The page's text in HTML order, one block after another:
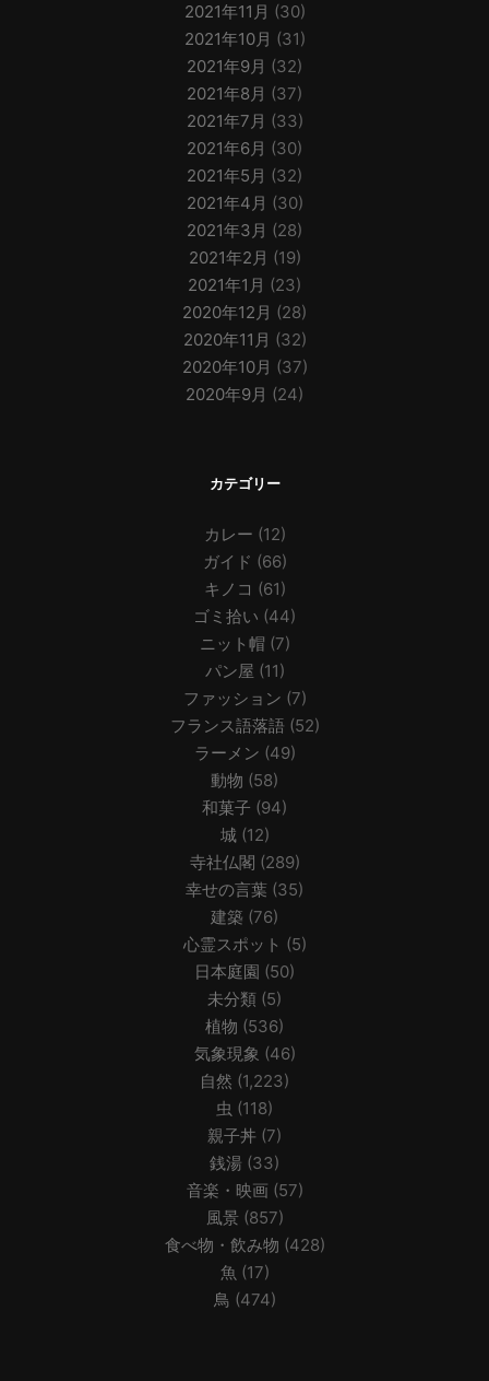
2021年11月 (30)
2021年10月 (31)
2021年9月 (32)
2021年8月 (37)
2021年7月 (33)
2021年6月 (30)
2021年5月 (32)
2021年4月 (30)
2021年3月 (28)
2021年2月 (19)
2021年1月 (23)
2020年12月 (28)
2020年11月 (32)
2020年10月 (37)
2020年9月 (24)
カテゴリー
カレー (12)
ガイド (66)
キノコ (61)
ゴミ拾い (44)
ニット帽 (7)
パン屋 (11)
ファッション (7)
フランス語落語 (52)
ラーメン (49)
動物 (58)
和菓子 (94)
城(12)
寺社仏閣 (289)
幸せの言葉 (35)
建築 (76)
心霊スポット (5)
日本庭園 (50)
未分類 (5)
植物 (536)
気象現象 (46)
自然 (1,223)
虫 (118)
親子丼 (7)
銭湯 (33)
音楽・映画 (57)
風景(857)
食べ物・飲み物 (428)
魚 (17)
鳥 (474)